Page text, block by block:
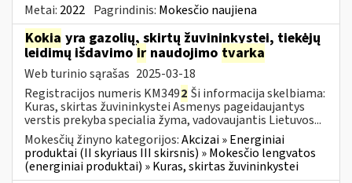
Metai: 2022 Pagrindinis: Mokesčio naujiena
Kokia yra gazolių, skirtų žuvininkystei, tiekėjų
leidimų išdavimo ir naudojimo tvarka
Web turinio sąrašas 2025-03-18
Registracijos numeris KM3492 Ši informacija skelbiama:
Kuras, skirtas žuvininkystei Asmenys pageidaujantys
verstis prekyba specialia žyma, vadovaujantis Lietuvos...
Mokesčių žinyno kategorijos:Akcizai » Energiniai
produktai (II skyriaus III skirsnis) » Mokesčio lengvatos
(energiniai produktai) » Kuras, skirtas žuvininkystei